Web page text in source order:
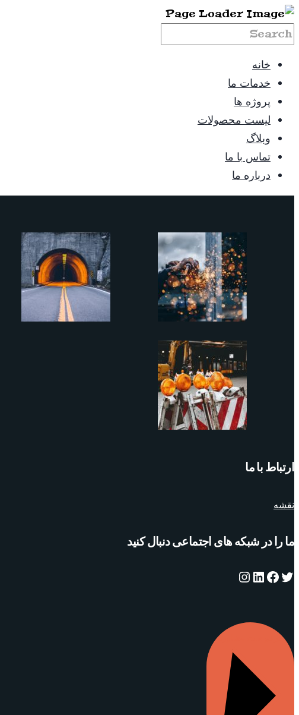
خانه
خدمات ما
پروژه ها
لیست محصولات
وبلاگ
تماس با ما
درباره ما
ارتباط با ما
نقشه
ما را در شبکه های اجتماعی دنبال کنید
توییترفیس‌بوک
لینکداین
اینستاگرم
درخواست مشاوره